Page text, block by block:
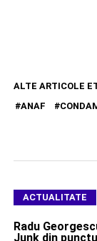
ALTE ARTICOLE
ANAF
ACTUALITATE
Radu
Junk din